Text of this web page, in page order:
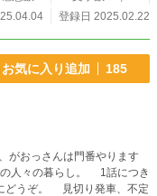
登録日 2025.02.22
お気に入り追加 185
がおっさんは門番やります
らし。 1話につき
発車、不定